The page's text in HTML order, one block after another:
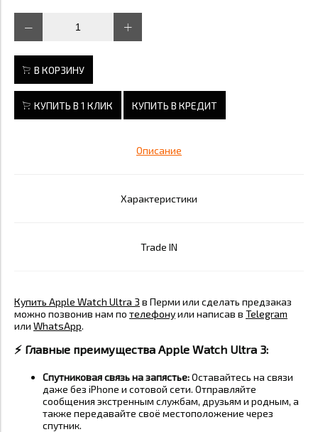
В КОРЗИНУ
КУПИТЬ В 1 КЛИК КУПИТЬ В КРЕДИТ
Описание
Характеристики
Trade IN
Купить Apple Watch Ultra 3 в Перми или сделать предзаказ
можно позвонив нам по телефонуили написав в Telegram
или WhatsApp.
⚡️ Главные преимущества Apple Watch Ultra 3:
Спутниковая связь на запястье:Оставайтесь на связи
даже без iPhone и сотовой сети. Отправляйте
сообщения экстренным службам, друзьям и родным, а
также передавайте своё местоположение через
спутник.